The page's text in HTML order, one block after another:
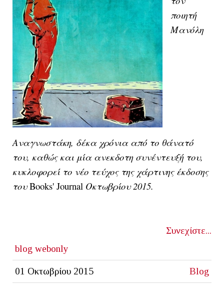
ποιητή
Μανόλη
Αναγνωστάκη, δέκα χρόνια από το θάνατό
του, καθώς και μία ανεκδοτη συνέντευξή του,
κυκλοφορεί το νέο τεύχος της χάρτινης έκδοσης
τουBooks' Journal Οκτωβρίου 2015.
Συνεχίστε...
blog webonly
01 Οκτωβρίου 2015 Blog